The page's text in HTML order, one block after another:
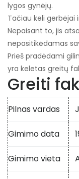
lygos gynėjų.
Tačiau keli gerbėjai
Nepaisant to, jis
nepasitikėdamas
Prieš pradėdami
yra keletas greitų
Greiti
Pilnas vardas
Gimimo data
Gimimo vieta